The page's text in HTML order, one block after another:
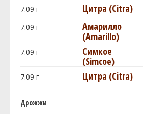
7.09 г Цитра (Citra)
7.09 г
Амарилло
(Amarillo)
7.09 г
Симкое
(Simcoe)
7.09 г Цитра (Citra)
Дрожжи